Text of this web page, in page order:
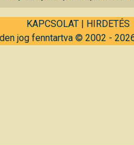
KAPCSOLAT | HIRDETÉS
jog fenntartva © 2002 -